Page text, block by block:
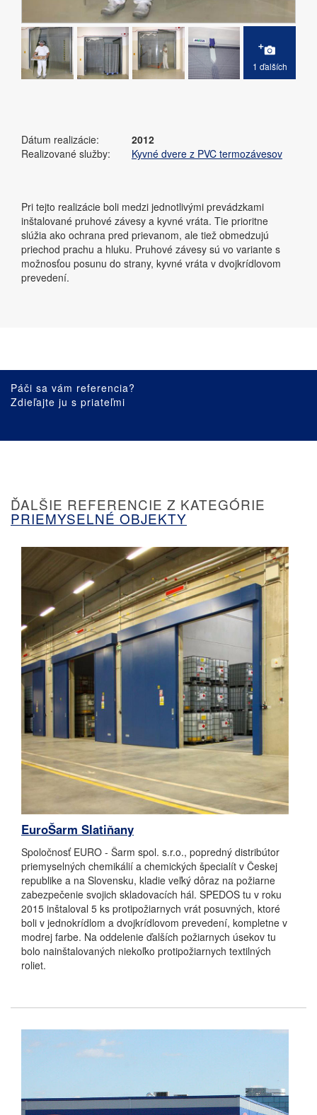
1 ďalších
Dátum realizácie:
2012
Realizované služby:
Kyvné dvere z PVC termozávesov
Pri tejto realizácie boli medzi jednotlivými prevádzkami
inštalované pruhové závesy a kyvné vráta. Tie prioritne
slúžia ako ochrana pred prievanom, ale tiež obmedzujú
priechod prachu a hluku. Pruhové závesy sú vo variante s
možnosťou posunu do strany, kyvné vráta v dvojkrídlovom
prevedení.
Páči sa vám referencia?
Zdieľajte ju s priateľmi
ĎALŠIE REFERENCIE Z KATEGÓRIE
PRIEMYSELNÉ OBJEKTY
EuroŠarm Slatiňany
Spoločnosť EURO - Šarm spol. s.r.o., popredný distribútor
priemyselných chemikálií a chemických špecialít v Českej
republike a na Slovensku, kladie veľký dôraz na požiarne
zabezpečenie svojich skladovacích hál. SPEDOS tu v roku
2015 inštaloval 5 ks protipožiarnych vrát posuvných, ktoré
boli v jednokrídlom a dvojkrídlovom prevedení, kompletne v
modrej farbe. Na oddelenie ďalších požiarnych úsekov tu
bolo nainštalovaných niekoľko protipožiarnych textilných
roliet.